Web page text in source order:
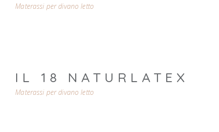
Materassi per divano letto
IL 18 NATURLATEX
Materassi per divano letto